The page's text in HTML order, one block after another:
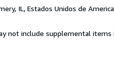
IL, Estados Unidos de America
not include supplemental items